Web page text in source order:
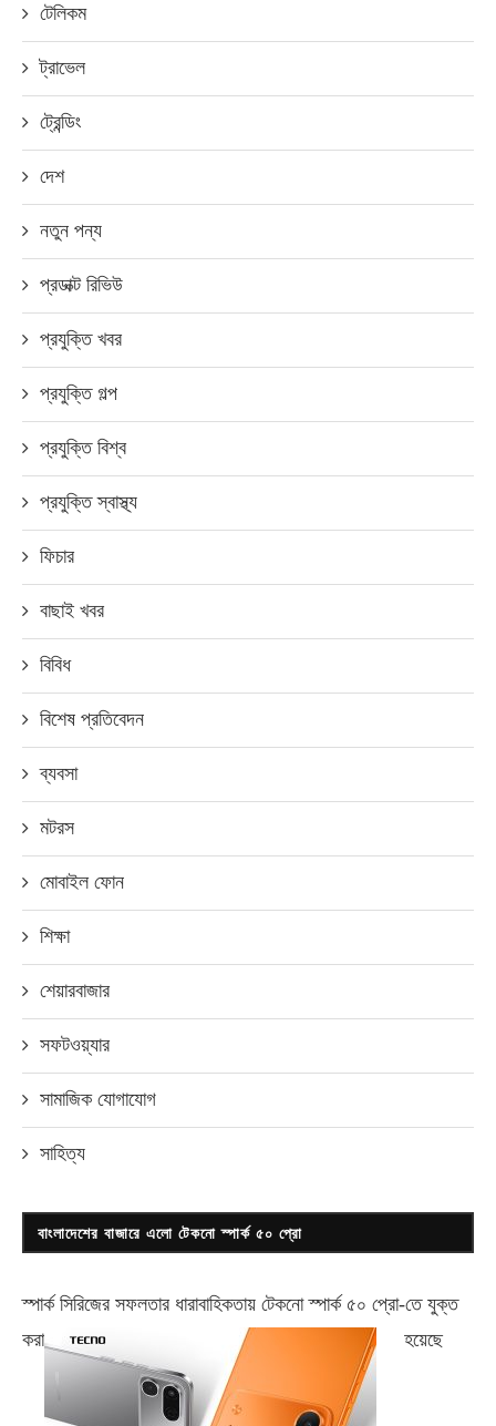
টেলিকম
ট্রাভেল
ট্রেন্ডিং
দেশ
নতুন পন্য
প্রডাক্ট রিভিউ
প্রযুক্তি খবর
প্রযুক্তি গল্প
প্রযুক্তি বিশ্ব
প্রযুক্তি স্বাস্থ্য
ফিচার
বাছাই খবর
বিবিধ
বিশেষ প্রতিবেদন
ব্যবসা
মটরস
মোবাইল ফোন
শিক্ষা
শেয়ারবাজার
সফটওয়্যার
সামাজিক যোগাযোগ
সাহিত্য
বাংলাদেশের বাজারে এলো টেকনো স্পার্ক ৫০ প্রো
স্পার্ক সিরিজের সফলতার ধারাবাহিকতায় টেকনোস্পার্ক ৫০ প্রো-তে যুক্ত
করা
হয়েছে